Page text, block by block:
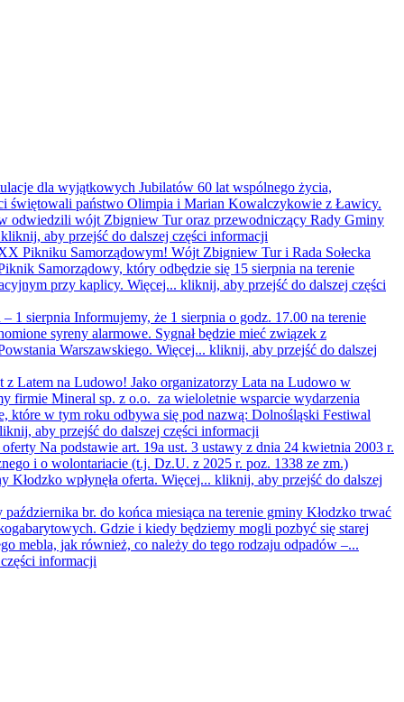
dla wyjątkowych Jubilatów 60 lat wspólnego życia,
świętowali państwo Olimpia i Marian Kowalczykowie z Ławicy.
odwiedzili wójt Zbigniew Tur oraz przewodniczący Rady Gminy
kliknij, aby przejść do dalszej części informacji
Pikniku Samorządowym! Wójt Zbigniew Tur i Rada Sołecka
Samorządowy, który odbędzie się 15 sierpnia na terenie
przy kaplicy. Więcej... kliknij, aby przejść do dalszej części
– 1 sierpnia Informujemy, że 1 sierpnia o godz. 17.00 na terenie
syreny alarmowe. Sygnał będzie mieć związek z
Warszawskiego. Więcej... kliknij, aby przejść do dalszej
z Latem na Ludowo! Jako organizatorzy Lata na Ludowo w
firmie Mineral sp. z o.o. za wieloletnie wsparcie wydarzenia
które w tym roku odbywa się pod nazwą: Dolnośląski Festiwal
aby przejść do dalszej części informacji
oferty Na podstawie art. 19a ust. 3 ustawy z dnia 24 kwietnia 2003 r.
i o wolontariacie (t.j. Dz.U. z 2025 r. poz. 1338 ze zm.)
wpłynęła oferta. Więcej... kliknij, aby przejść do dalszej
października br. do końca miesiąca na terenie gminy Kłodzko trwać
Gdzie i kiedy będziemy mogli pozbyć się starej
mebla, jak również, co należy do tego rodzaju odpadów –...
informacji